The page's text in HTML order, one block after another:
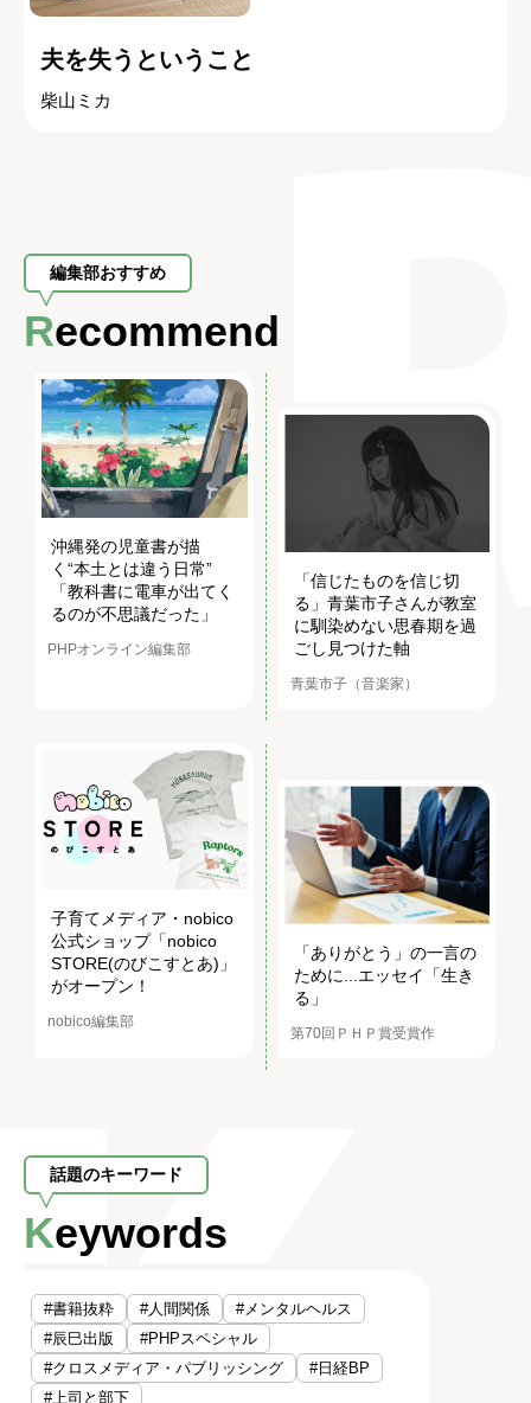
夫を失うということ
柴山ミカ
編集部おすすめ
Recommend
沖縄発の児童書が描
く“本土とは違う日常”
「教科書に電車が出てく
るのが不思議だった」
PHPオンライン編集部
「信じたものを信じ切
る」青葉市子さんが教室
に馴染めない思春期を過
ごし見つけた軸
青葉市子（音楽家）
子育てメディア・nobico
公式ショップ「nobico
STORE(のびこすとあ)」
がオープン！
nobico編集部
「ありがとう」の一言の
ために...エッセイ「生き
る」
第70回ＰＨＰ賞受賞作
話題のキーワード
Keywords
#書籍抜粋 #人間関係
#メンタルヘルス
#辰巳出版
#PHPスペシャル
#クロスメディア・パブリッシング
#日経BP
#上司と部下